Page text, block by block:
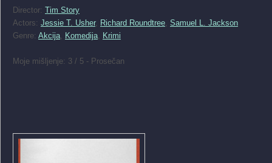
Director: Tim Story
Actors: Jessie T. Usher, Richard Roundtree Samuel L. Jackson
Genre: Akcija Komedija Krimi
Moje mišljenje: 3 / 5 - Prosečan